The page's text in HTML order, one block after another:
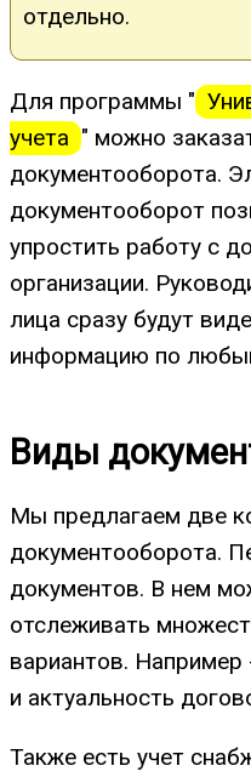
отдельно.
Для программы "
учета " можно
документооборота.
документооборот
упростить работу с
организации.
лица сразу будут
информацию по
Виды
Мы предлагаем две
документооборота.
документов. В нем
отслеживать
вариантов. Например
и актуальность
Также есть учет